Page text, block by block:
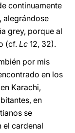
continuamente
alegrándose
grey, porque al
(cf. Lc 12, 32).
por mis
en los
Karachi,
en
se
el cardenal